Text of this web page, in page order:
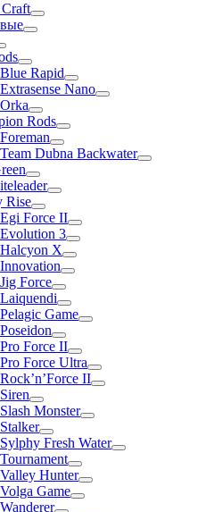
Blue Rapid
Extrasense Nano
Orka
Rods
Foreman
Team Dubna Backwater
Rise
Egi Force II
Evolution 3
Halcyon X
Innovation
Jig Force
Laiquendi
Pelagic Game
Poseidon
Pro Force II
Pro Force Ultra
Rock’n’Force II
Siren
Slash Monster
Stalker
Sylphy Fresh Water
Tournament
Valley Hunter
Volga Game
Wanderer